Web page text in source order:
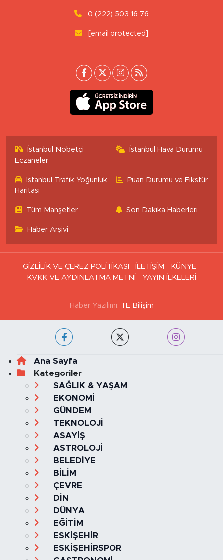
0 (222) 503 16 76
[email protected]
İstanbul Nöbetçi
Eczaneler
İstanbul Hava Durumu
İstanbul Trafik Yoğunluk
Haritası
Puan Durumu ve Fikstür
Tüm Manşetler Son Dakika Haberleri
Haber Arşivi
GİZLİLİK VE ÇEREZ POLİTİKASI İLETİŞİM
KÜNYE
KVKK VE AYDINLATMA METNİ
YAYIN İLKELERİ
Haber Yazılımı: TE Bilişim
Ana Sayfa
Kategoriler
SAĞLIK & YAŞAM
EKONOMİ
GÜNDEM
TEKNOLOJİ
ASAYİŞ
ASTROLOJİ
BELEDİYE
BİLİM
ÇEVRE
DİN
DÜNYA
EĞİTİM
ESKİŞEHİR
ESKİŞEHİRSPOR